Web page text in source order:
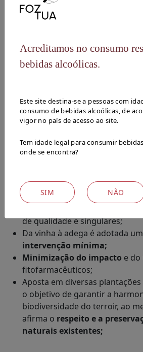
Acreditamos no consumo
bebidas alcoólicas.
Este site destina-se a pessoas com
consumo de bebidas alcoólicas, de
vigor no país de acesso ao site.
Tem idade legal para consumir
onde se encontra?
SIM NÃO
todo. Acreditando que esta deve ser
qualquer setor da sociedade, a Foz
uva, detém ainda uma
preservação do ambiente.
O COMPROMISSO
MUNDO MAIS
TRANSVERSAL EM
ATIVIDADE:
As vinhas são geridas de
certificação rigorosa
,
de qualidade e singulares;
Da vinha à adega é adotada
intervenção mínima;
Minimização do impacto e
fitofarmacêuticos;
Aposta em diversas
o objetivo de garantir a
biodiversidade do terroir, ao
afirma o respeito e a
naturais existentes;